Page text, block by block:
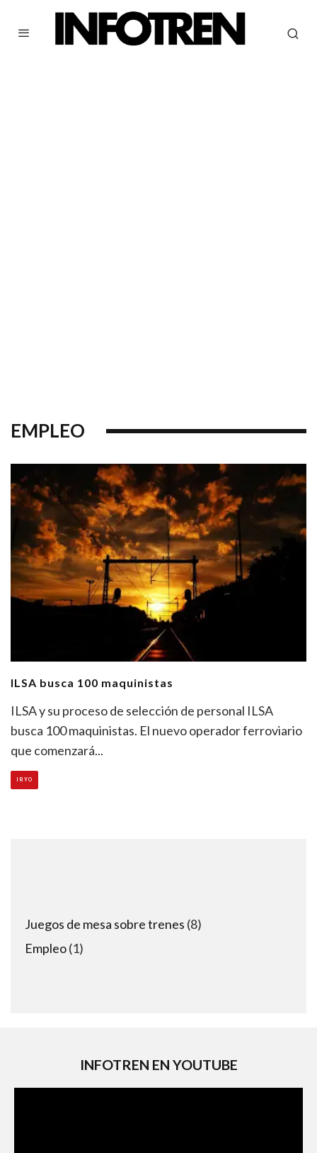
EMPLEO
ILSA busca 100 maquinistas
ILSA y su proceso de selección de personal ILSA
busca 100 maquinistas. El nuevo operador ferroviario
que comenzará...
IRYO
Juegos de mesa sobre trenes 88
Empleo 11
INFOTREN EN YOUTUBE